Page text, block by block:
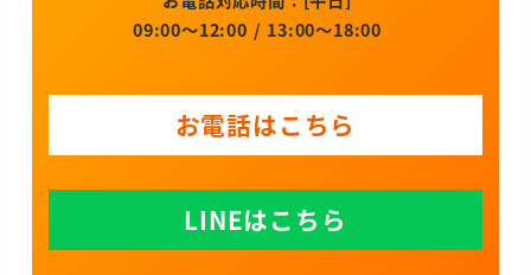
09:00～12:00 / 13:00～18:00
お電話はこちら
LINEはこちら